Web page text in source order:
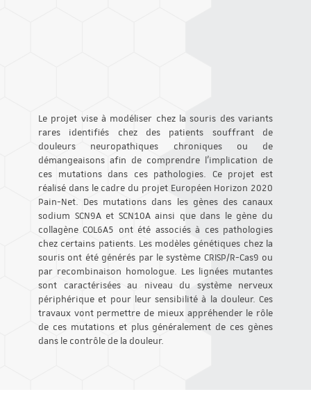
Le projet vise à modéliser chez la souris des variants
rares identifiés chez des patients souffrant de
douleurs neuropathiques chroniques ou de
démangeaisons afin de comprendre l’implication de
ces mutations dans ces pathologies. Ce projet est
réalisé dans le cadre du projet Européen Horizon 2020
Pain-Net. Des mutations dans les gènes des canaux
sodium SCN9A et SCN10A ainsi que dans le gène du
collagène COL6A5 ont été associés à ces pathologies
chez certains patients. Les modèles génétiques chez la
souris ont été générés par le système CRISP/R-Cas9 ou
par recombinaison homologue. Les lignées mutantes
sont caractérisées au niveau du système nerveux
périphérique et pour leur sensibilité à la douleur. Ces
travaux vont permettre de mieux appréhender le rôle
de ces mutations et plus généralement de ces gènes
dans le contrôle de la douleur.